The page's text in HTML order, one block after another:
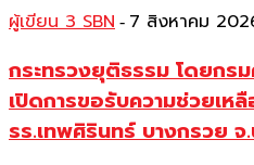
ผู้เขียน 3 SBN - 7 สิงหาคม
กระทรวงยุติธรรม โดยกร
เปิดการขอรับความช่วยเห
รร.เทพศิรินทร์ บางกรวย